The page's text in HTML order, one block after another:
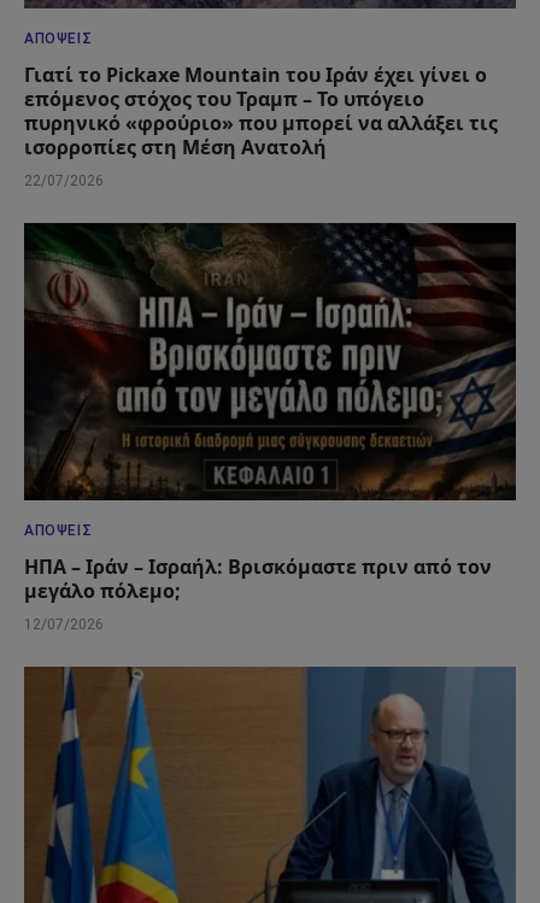
ΑΠΌΨΕΙΣ
Γιατί το Pickaxe Mountain του Ιράν έχει γίνει ο
επόμενος στόχος του Τραμπ – Το υπόγειο
πυρηνικό «φρούριο» που μπορεί να αλλάξει τις
ισορροπίες στη Μέση Ανατολή
22/07/2026
ΑΠΌΨΕΙΣ
ΗΠΑ – Ιράν – Ισραήλ: Βρισκόμαστε πριν από τον
μεγάλο πόλεμο;
12/07/2026